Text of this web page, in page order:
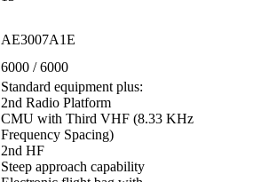
AE3007A1E
6000 / 6000
Standard equipment plus:
2nd Radio Platform
CMU with Third VHF (8.33 KHz
Frequency Spacing)
2nd HF
Steep approach capability